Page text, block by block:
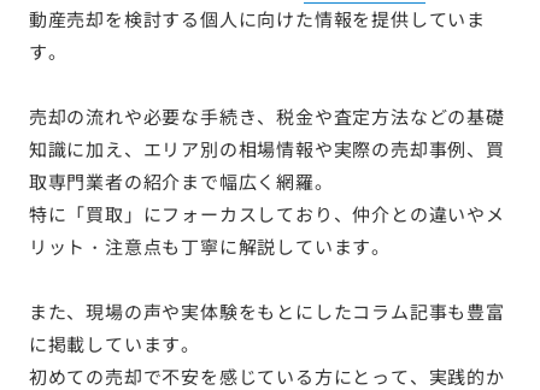
動産売却を検討する個人に向けた情報を提供していま
す。
売却の流れや必要な手続き、税金や査定方法などの基礎
知識に加え、エリア別の相場情報や実際の売却事例、買
取専門業者の紹介まで幅広く網羅。
特に「買取」にフォーカスしており、仲介との違いやメ
リット・注意点も丁寧に解説しています。
また、現場の声や実体験をもとにしたコラム記事も豊富
に掲載しています。
初めての売却で不安を感じている方にとって、実践的か